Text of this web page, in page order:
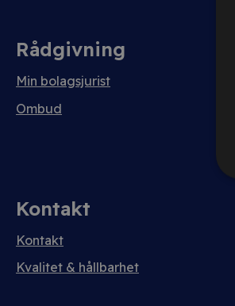
Rådgivning
Min bolagsjurist
Ombud
Kontakt
Kontakt
Kvalitet & hållbarhet